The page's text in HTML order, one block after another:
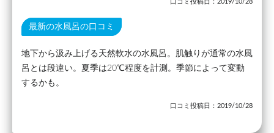
最新の水風呂の口コミ
地下から汲み上げる天然軟水の水風呂。肌触りが通常の水風
呂とは段違い。夏季は20℃程度を計測。季節によって変動
するかも。
口コミ投稿日：2019/10/28